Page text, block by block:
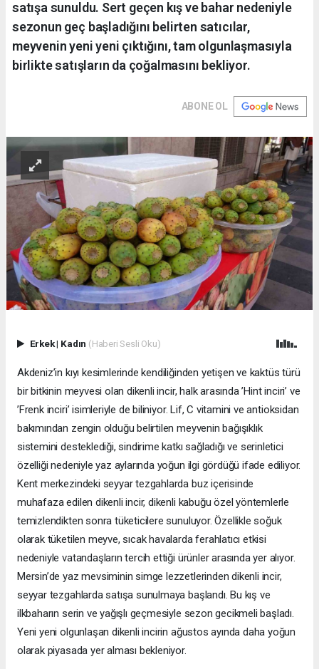
satışa sunuldu. Sert geçen kış ve bahar nedeniyle
sezonun geç başladığını belirten satıcılar,
meyvenin yeni yeni çıktığını, tam olgunlaşmasıyla
birlikte satışların da çoğalmasını bekliyor.
ABONE OL
Erkek| Kadın (Haberi Sesli Oku)
Akdeniz’in kıyı kesimlerinde kendiliğinden yetişen ve kaktüs türü
bir bitkinin meyvesi olan dikenli incir, halk arasında ’Hint inciri’ ve
’Frenk inciri’ isimleriyle de biliniyor. Lif, C vitamini ve antioksidan
bakımından zengin olduğu belirtilen meyvenin bağışıklık
sistemini desteklediği, sindirime katkı sağladığı ve serinletici
özelliği nedeniyle yaz aylarında yoğun ilgi gördüğü ifade ediliyor.
Kent merkezindeki seyyar tezgahlarda buz içerisinde
muhafaza edilen dikenli incir, dikenli kabuğu özel yöntemlerle
temizlendikten sonra tüketicilere sunuluyor. Özellikle soğuk
olarak tüketilen meyve, sıcak havalarda ferahlatıcı etkisi
nedeniyle vatandaşların tercih ettiği ürünler arasında yer alıyor.
Mersin’de yaz mevsiminin simge lezzetlerinden dikenli incir,
seyyar tezgahlarda satışa sunulmaya başlandı. Bu kış ve
ilkbaharın serin ve yağışlı geçmesiyle sezon gecikmeli başladı.
Yeni yeni olgunlaşan dikenli incirin ağustos ayında daha yoğun
olarak piyasada yer alması bekleniyor.